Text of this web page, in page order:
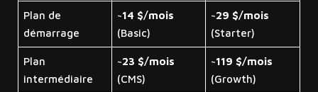
Plan de
démarrage
~14 $/mois
(Basic)
~29 $/mois
(Starter)
Plan
intermédiaire
~23 $/mois
(CMS)
~119 $/mois
(Growth)